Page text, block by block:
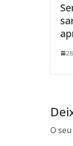
O